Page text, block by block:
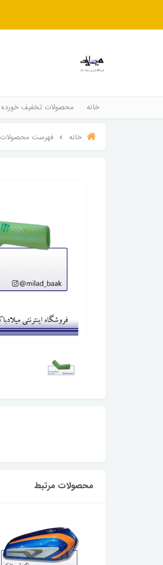
خانه محصولات تخفیف خورده
خانه فهرست محصولات
محصولات مرتبط